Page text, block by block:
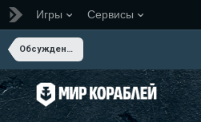
Игры Сервисы
Обсуждение Мира Кораблей